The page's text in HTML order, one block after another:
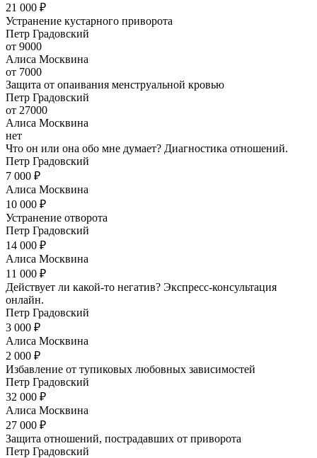
21 000 ₽
Устранение кустарного приворота
Петр Градовский
от 9000
Алиса Москвина
от 7000
Защита от опаивания менструальной кровью
Петр Градовский
от 27000
Алиса Москвина
нет
Что он или она обо мне думает? Диагностика отношений.
Петр Градовский
7 000 ₽
Алиса Москвина
10 000 ₽
Устранение отворота
Петр Градовский
14 000 ₽
Алиса Москвина
11 000 ₽
Действует ли какой-то негатив? Экспресс-консультация
онлайн.
Петр Градовский
3 000 ₽
Алиса Москвина
2 000 ₽
Избавление от тупиковых любовных зависимостей
Петр Градовский
32 000 ₽
Алиса Москвина
27 000 ₽
Защита отношений, пострадавших от приворота
Петр Градовский